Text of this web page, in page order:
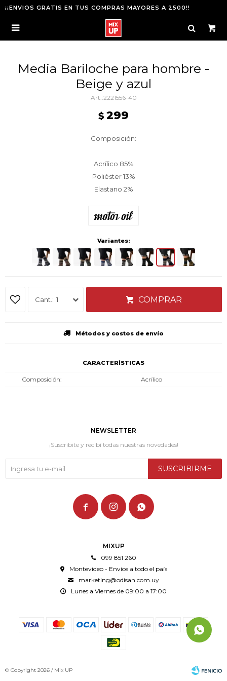
¡¡ENVIOS GRATIS EN TUS COMPRAS MAYORES A 2500!!

Media Bariloche para hombre -
Beige y azul
2221556-40
$ 299
Composición:
Acrílico 85%
Poliéster 13%
Elastano 2%
Variantes:
1 COMPRAR
Métodos y costos de envío
CARACTERÍSTICAS
Composición Acrílico
MIXUP
099 851 260
Montevideo - Envíos a todo el país
marketing@odisan.com.uy
Lunes a Viernes de 09:00 a 17:00
NEWSLETTER
¡Suscribite y recibí todas nuestras novedades!
SUSCRIBIRME
  
© Copyright 2026 / Mix UP